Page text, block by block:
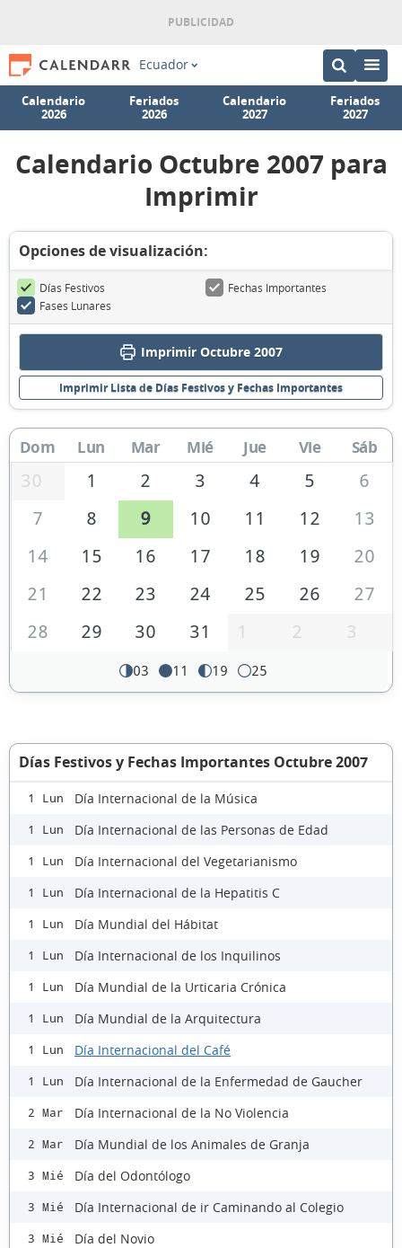
Ecuador
Calendario
2026
Feriados
2026
Calendario
2027
Feriados
2027
Calendario Octubre 2007 para
Imprimir
Opciones de visualización:
Días Festivos
Fechas Importantes
Fases Lunares
Imprimir Octubre 2007
Imprimir Lista de Días Festivos y Fechas Importantes
Dom Lun Mar Mié Jue Vie Sáb
30 1 2 3 4 5
6
7
8 9 10 11 12
13
14
15 16 17 18 19
20
21
22 23 24 25 26
27
28
29 30 31 1 2 3
03 11 19 25
Días Festivos y Fechas Importantes Octubre 2007
1 Lun Día Internacional de la Música
1 Lun Día Internacional de las Personas de Edad
1 Lun Día Internacional del Vegetarianismo
1 Lun Día Internacional de la Hepatitis C
1 Lun Día Mundial del Hábitat
1 Lun Día Internacional de los Inquilinos
1 Lun Día Mundial de la Urticaria Crónica
1 Lun Día Mundial de la Arquitectura
1 Lun Día Internacional del Café
1 Lun Día Internacional de la Enfermedad de Gaucher
2 Mar Día Internacional de la No Violencia
2 Mar Día Mundial de los Animales de Granja
3 Mié Día del Odontólogo
3 Mié Día Internacional de ir Caminando al Colegio
3 Mié Día del Novio